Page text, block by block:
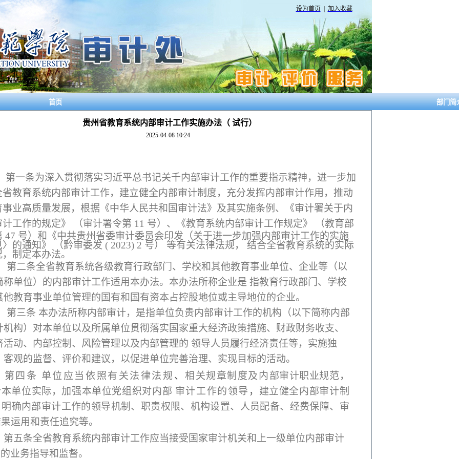
设为首页 加入收藏
首页 部门简
贵州省教育系统内部审计工作实施办法（ 试行）
2025-04-08 10:24
第一条为深入贯彻落实习近平总书记关千内部审计工作的重要指示精神，进一步加
省教育系统内部审计工作，建立健全内部审计制度，充分发挥内部审计作用，推动
业高质量发展，根据《中华人民共和国审计法》及其实施条例、
《审计署关于内
工作的规定》 （审计署令第 11 号）、
《教育系统内部审计工作规定》 （教育部
47 号） 和《中共贵州省委审计委员会印发（关于进一步加强内部审计工作的实施
的通知》
（黔审委发 ( 2023) 2 号） 等有关法律法规， 结合全省教育系统的实际
， 制定本办法。
第二条全省教育系统各级教育行政部门、学校和其他教育事业单位、企业等（以
称单位）的内部审计工作适用本办法。本办法所称企业是 指教育行政部门、学校
他教育事业单位管理的国有和国有资本占控股地位或主导地位的企业。
第三条 本办法所称内部审计，是指单位负贵内部审计工作的机构（以下简称内部
机构）对本单位以及所属单位贯彻落实国家重大经济政策措施、财政财务收支、
活动、内部控制、风险管理以及内部管理的 领导人员履行经济责任等，实施独
客观的监督、评价和建议，以促进单位完善治理、实现目标的活动。
第四条 单位应当依照有关法律法规 、相关规章制度及内 部审计职业规范，
单位实际，加强本单位党组织对内部 审计工作的领导 ， 建立健全内部审计制
明确内部审计工作的领导机制、职责权限、机构设置、人员配备、经费保障、审
运用和责任追究等。
第五条全省教育系统内部审计工作应当接受国家审计机关和上一级单位内部审计
业务指导和监督。